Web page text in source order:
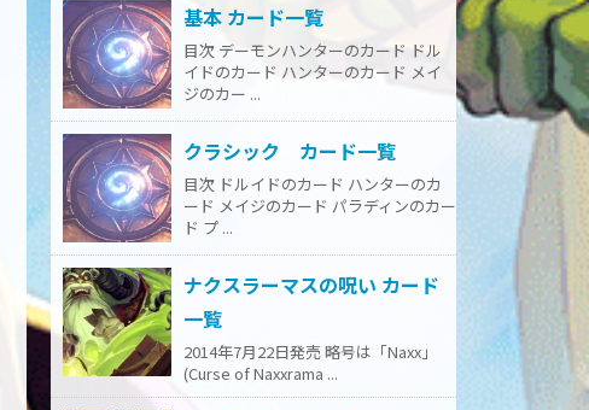
基本 カード一覧
目次 デーモンハンターのカード ドル
イドのカード ハンターのカード メイ
ジのカー ...
クラシック カード一覧
目次 ドルイドのカード ハンターのカ
ード メイジのカード パラディンのカー
ド プ ...
ナクスラーマスの呪い カード
一覧
2014年7月22日発売 略号は「Naxx」
(Curse of Naxxrama ...